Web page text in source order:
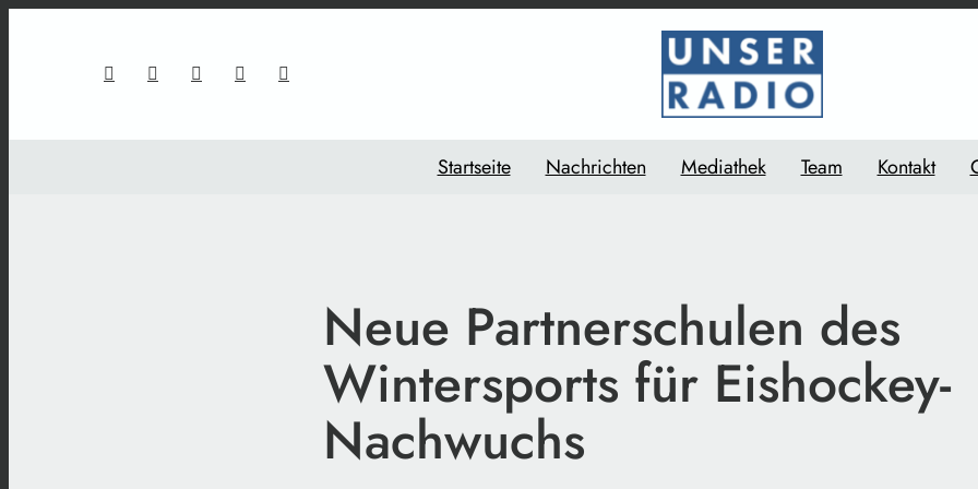
Startseite Nachrichten Mediathek Team Kontakt
Neue Partnerschulen des
Wintersports für Eishockey-
Nachwuchs